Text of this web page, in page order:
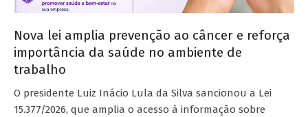
Nova lei amplia prevenção ao câncer e reforça
importância da saúde no ambiente de
trabalho
O presidente Luiz Inácio Lula da Silva sancionou a Lei
15.377/2026, que amplia o acesso à informação sobre